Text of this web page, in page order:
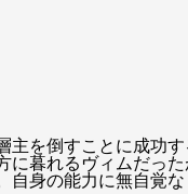
主を倒すことに成功す
に暮れるヴィムだった
身の能力に無自覚な